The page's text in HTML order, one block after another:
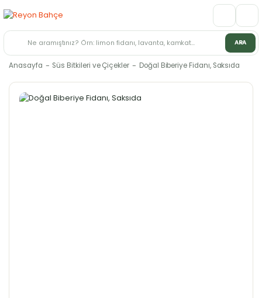
ARA
Anasayfa Süs Bitkileri ve Çiçekler Doğal Biberiye Fidanı, Saksıda